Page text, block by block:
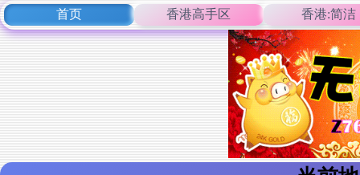
首页 香港高手区 香港:简洁